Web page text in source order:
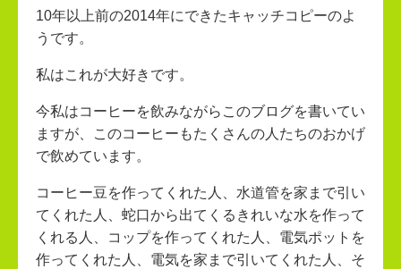
10年以上前の2014年にできたキャッチコピーのよ
うです。
私はこれが大好きです。
今私はコーヒーを飲みながらこのブログを書いてい
ますが、このコーヒーもたくさんの人たちのおかげ
で飲めています。
コーヒー豆を作ってくれた人、水道管を家まで引い
てくれた人、蛇口から出てくるきれいな水を作って
くれる人、コップを作ってくれた人、電気ポットを
作ってくれた人、電気を家まで引いてくれた人、そ